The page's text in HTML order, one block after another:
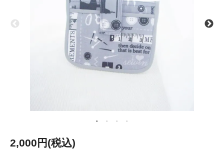
2,000円(税込)